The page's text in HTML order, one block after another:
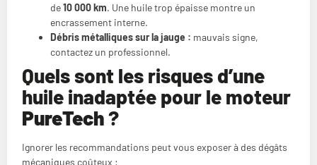
de10 000 km. Une huile trop épaisse montre un
encrassement interne.
Débris métalliques sur la jauge : mauvais signe,
contactez un professionnel.
Quels sont les risques d’une
huile inadaptée pour le moteur
PureTech?
Ignorer les recommandations peut vous exposer à des dégâts
mécaniques coûteux :